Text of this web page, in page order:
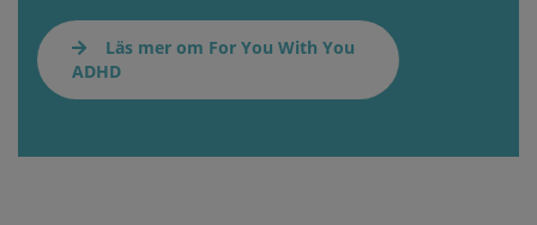
Läs mer om For You With You
ADHD